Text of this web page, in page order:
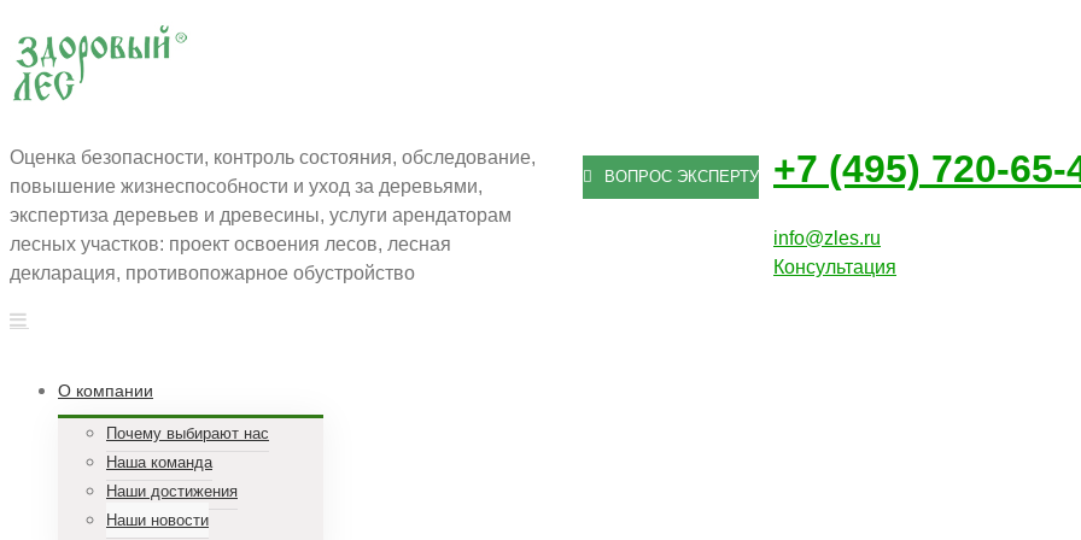
Оценка безопасности, контроль состояния, обследование,
повышение жизнеспособности и уход за деревьями,
экспертиза деревьев и древесины, услуги арендаторам
лесных участков: проект освоения лесов, лесная
декларация, противопожарное обустройство
ВОПРОС ЭКСПЕРТУ +7 (495) 720-65-
info@zles.ru
Консультация
О компании
Почему выбирают нас
Наша команда
Наши достижения
Наши новости